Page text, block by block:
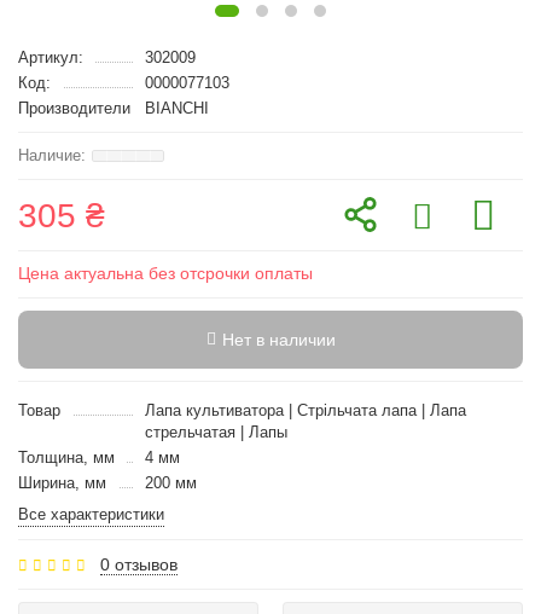
Артикул:
302009
Код:
0000077103
Производители
BIANCHI
305 ₴
Цена актуальна без отсрочки оплаты
Нет в наличии
Товар
Лапа культиватора | Стрільчата лапа | Лапа
стрельчатая | Лапы
Толщина, мм
4 мм
Ширина, мм
200 мм
Все характеристики
0 отзывов